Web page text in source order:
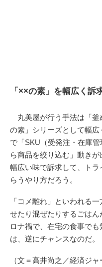
「××の素」を幅広く訴
丸美屋が行う手法は「釜
の素」シリーズとして幅
で「SKU（受発注・在庫
ら商品を絞り込む」動き
幅広い味で訴求して、ト
らうやり方だろう。
「コメ離れ」といわれる
せたり混ぜたりするごは
ロナ禍で、在宅の食事で
は、逆にチャンスなのだ。
（文＝高井尚之／経済ジ